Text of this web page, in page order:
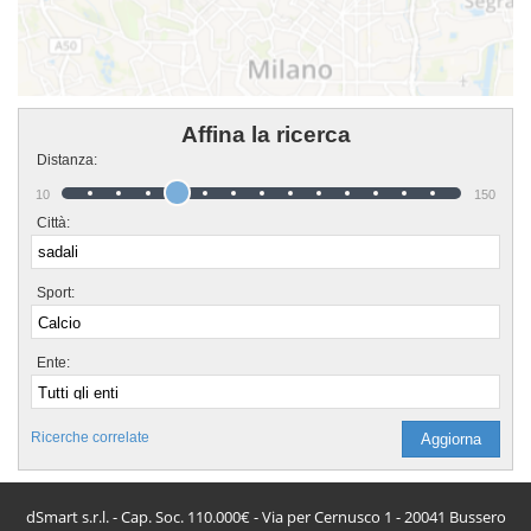
Affina la ricerca
Distanza:
10 150
Città:
Sport:
Ente:
Ricerche correlate
dSmart s.r.l. - Cap. Soc. 110.000€ - Via per Cernusco 1 - 20041 Bussero